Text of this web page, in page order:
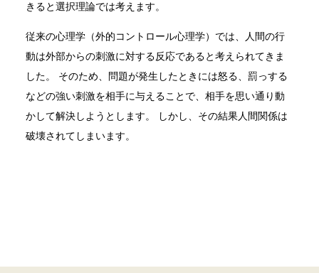
きると選択理論では考えます。
従来の心理学（外的コントロール心理学）では、人間の行
動は外部からの刺激に対する反応であると考えられてきま
した。 そのため、問題が発生したときには怒る、罰っする
などの強い刺激を相手に与えることで、相手を思い通り動
かして解決しようとします。 しかし、その結果人間関係は
破壊されてしまいます。